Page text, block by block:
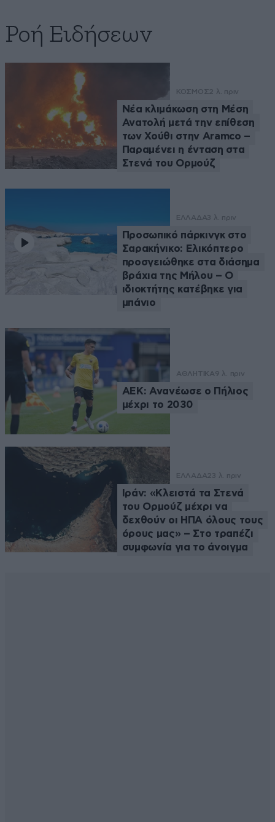
Ροή Ειδήσεων
ΚΟΣΜΟΣ2 λ. πριν
Νέα κλιμάκωση στη Μέση
Ανατολή μετά την επίθεση
των Χούθι στην Aramco –
Παραμένει η ένταση στα
Στενά του Ορμούζ
ΕΛΛΑΔΑ3 λ. πριν
Προσωπικό πάρκινγκ στο
Σαρακήνικο: Ελικόπτερο
προσγειώθηκε στα διάσημα
βράχια της Μήλου – Ο
ιδιοκτήτης κατέβηκε για
μπάνιο
ΑΘΛΗΤΙΚΑ9 λ. πριν
ΑΕΚ: Ανανέωσε ο Πήλιος
μέχρι το 2030
ΕΛΛΑΔΑ23 λ. πριν
Ιράν: «Κλειστά τα Στενά
του Ορμούζ μέχρι να
δεχθούν οι ΗΠΑ όλους τους
όρους μας» – Στο τραπέζι
συμφωνία για το άνοιγμα